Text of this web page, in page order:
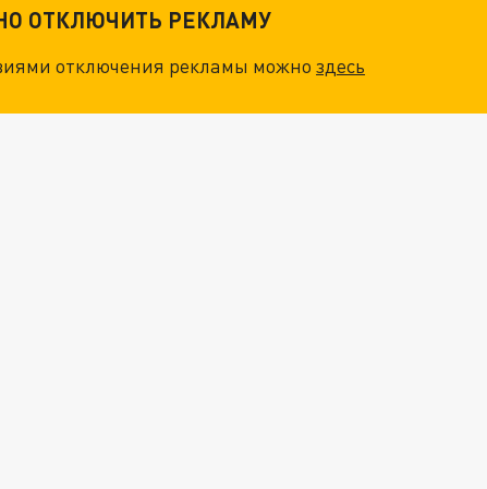
ОТКЛЮЧИТЬ РЕКЛАМУ
отключения рекламы можноздесь